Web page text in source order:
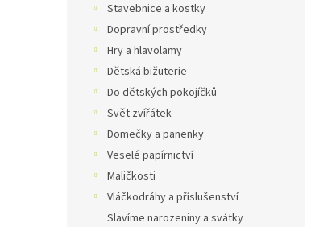
Stavebnice a kostky
Dopravní prostředky
Hry a hlavolamy
Dětská bižuterie
Do dětských pokojíčků
Svět zvířátek
Domečky a panenky
Veselé papírnictví
Maličkosti
Vláčkodráhy a příslušenství
Slavíme narozeniny a svátky